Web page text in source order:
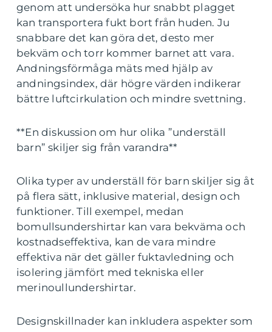
genom att undersöka hur snabbt plagget
kan transportera fukt bort från huden. Ju
snabbare det kan göra det, desto mer
bekväm och torr kommer barnet att vara.
Andningsförmåga mäts med hjälp av
andningsindex, där högre värden indikerar
bättre luftcirkulation och mindre svettning.
**En diskussion om hur olika ”underställ
barn” skiljer sig från varandra**
Olika typer av underställ för barn skiljer sig åt
på flera sätt, inklusive material, design och
funktioner. Till exempel, medan
bomullsundershirtar kan vara bekväma och
kostnadseffektiva, kan de vara mindre
effektiva när det gäller fuktavledning och
isolering jämfört med tekniska eller
merinoullundershirtar.
Designskillnader kan inkludera aspekter som